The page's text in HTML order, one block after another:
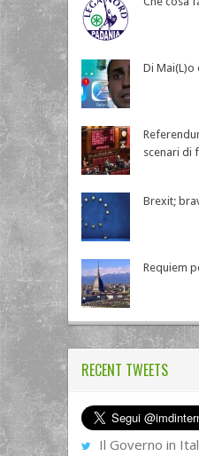
Di Mai(L)o
scenari di
Brexit;
Requiem
RECENT TWEETS
Il Governo in